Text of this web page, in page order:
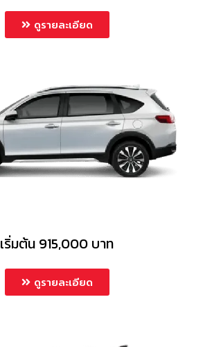
ดูรายละเอียด
เริ่มต้น 915,000 บาท
ดูรายละเอียด